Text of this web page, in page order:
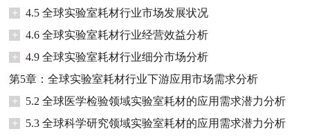
+
4.5 全球实验室耗材行业市场发展状况
+
4.6 全球实验室耗材行业经营效益分析
+
4.9 全球实验室耗材行业细分市场分析
第5章：全球实验室耗材行业下游应用市场需求分析
+
5.2 全球医学检验领域实验室耗材的应用需求潜力分析
+
5.3 全球科学研究领域实验室耗材的应用需求潜力分析